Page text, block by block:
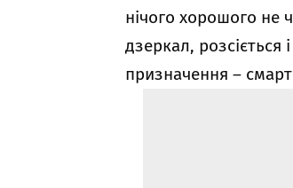
нічого хорошого не
дзеркал, розсіється
призначення –